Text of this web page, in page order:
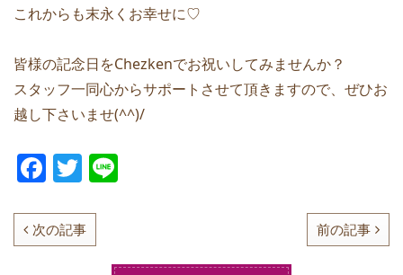
これからも末永くお幸せに♡
皆様の記念日をChezkenでお祝いしてみませんか？
スタッフ一同心からサポートさせて頂きますので、ぜひお
越し下さいませ(^^)/
F
c
e
T
itt
er
次の記事 前の記事